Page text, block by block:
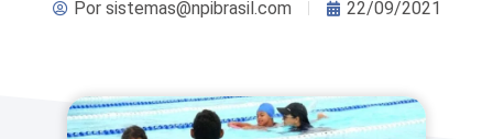
Porsistemas@npibrasil.com 22/09/2021